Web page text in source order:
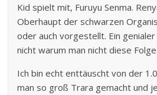
Kid spielt mit, Furuyu Senma.
Oberhaupt der schwarzen
oder auch vorgestellt. Ein
nicht warum man nicht diese
Ich bin echt enttäuscht von der
man so groß Trara gemacht und